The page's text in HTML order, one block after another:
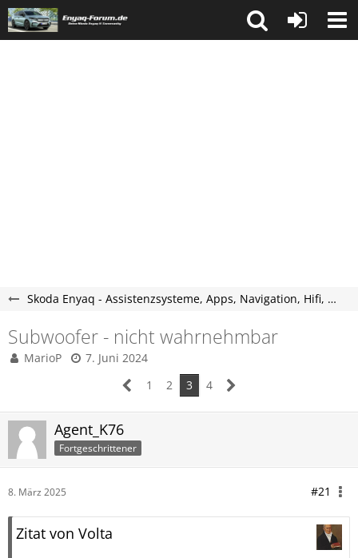
Skoda Enyaq - Assistenzsysteme, Apps, Navigation, Hifi, Telefon, Multimedia.
Subwoofer - nicht wahrnehmbar
MarioP
7. Juni 2024
1
2 3 4
Agent_K76
Fortgeschrittener
8. März 2025 #21
Zitat von Volta